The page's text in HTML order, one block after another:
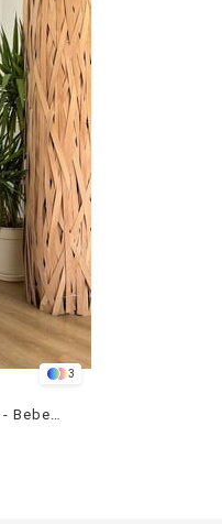
3
Crop Ceket Pantolon 3 lü Takım - Bebemavi